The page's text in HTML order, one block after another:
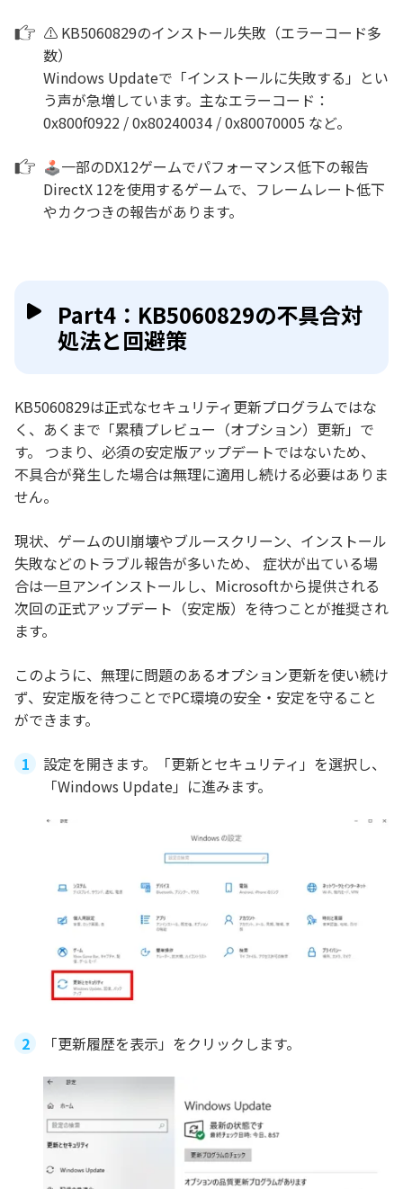
⚠️ KB5060829のインストール失敗（エラーコード多
数）
Windows Updateで「インストールに失敗する」とい
う声が急増しています。主なエラーコード：
0x800f0922 / 0x80240034 / 0x80070005 など。
🕹一部のDX12ゲームでパフォーマンス低下の報告
DirectX 12を使用するゲームで、フレームレート低下
やカクつきの報告があります。
Part4：KB5060829の不具合対
処法と回避策
KB5060829は正式なセキュリティ更新プログラムではな
く、あくまで「累積プレビュー（オプション）更新」で
す。 つまり、必須の安定版アップデートではないため、
不具合が発生した場合は無理に適用し続ける必要はありま
せん。
現状、ゲームのUI崩壊やブルースクリーン、インストール
失敗などのトラブル報告が多いため、 症状が出ている場
合は一旦アンインストールし、Microsoftから提供される
次回の正式アップデート（安定版）を待つことが推奨され
ます。
このように、無理に問題のあるオプション更新を使い続け
ず、安定版を待つことでPC環境の安全・安定を守ること
ができます。
設定を開きます。「更新とセキュリティ」を選択し、
「Windows Update」に進みます。
「更新履歴を表示」をクリックします。